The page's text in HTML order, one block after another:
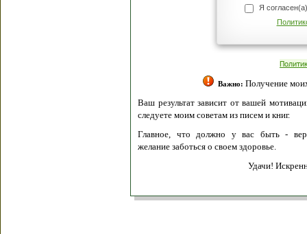
Я
Важно: Получение
Ваш результат зависит от вашей
следуете моим советам из писем и книг.
Главное, что должно у вас быть -
желание заботься о своем здоровье.
Удачи!